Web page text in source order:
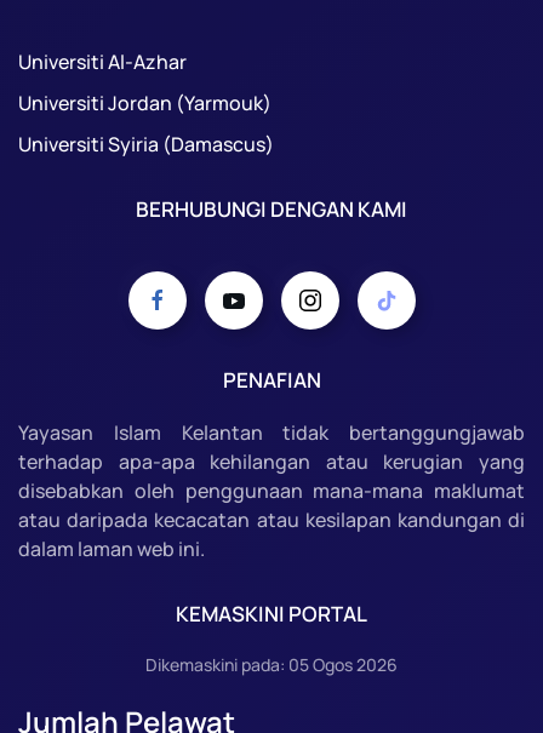
Universiti Al-Azhar
Universiti Jordan (Yarmouk)
Universiti Syiria (Damascus)
BERHUBUNGI DENGAN KAMI
PENAFIAN
Yayasan Islam Kelantan tidak bertanggungjawab
terhadap apa-apa kehilangan atau kerugian yang
disebabkan oleh penggunaan mana-mana maklumat
atau daripada kecacatan atau kesilapan kandungan di
dalam laman web ini.
KEMASKINI PORTAL
Dikemaskini pada: 05 Ogos 2026
Jumlah Pelawat